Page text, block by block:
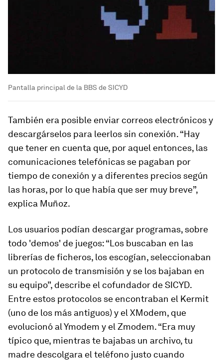
Pantalla principal de la BBS de SICYD
También era posible enviar correos electrónicos y
descargárselos para leerlos sin conexión. “Hay
que tener en cuenta que, por aquel entonces, las
comunicaciones telefónicas se pagaban por
tiempo de conexión y a diferentes precios según
las horas, por lo que había que ser muy breve”,
explica Muñoz.
Los usuarios podían descargar programas, sobre
todo 'demos' de juegos: “Los buscaban en las
librerías de ficheros, los escogían, seleccionaban
un protocolo de transmisión y se los bajaban en
su equipo”, describe el cofundador de SICYD.
Entre estos protocolos se encontraban el Kermit
(uno de los más antiguos) y el XModem, que
evolucionó al Ymodem y el Zmodem. “Era muy
típico que, mientras te bajabas un archivo, tu
madre descolgara el teléfono justo cuando